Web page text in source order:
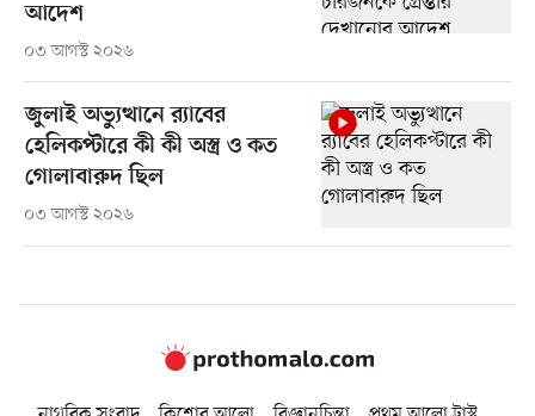
আদেশ
০৩ আগস্ট ২০২৬
জুলাই অভ্যুত্থানে র‍্যাবের
হেলিকপ্টারে কী কী অস্ত্র ও কত
গোলাবারুদ ছিল
০৩ আগস্ট ২০২৬